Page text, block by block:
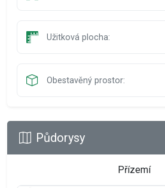
Užitková plocha:
Obestavěný prostor:
Půdorysy
Přízemí